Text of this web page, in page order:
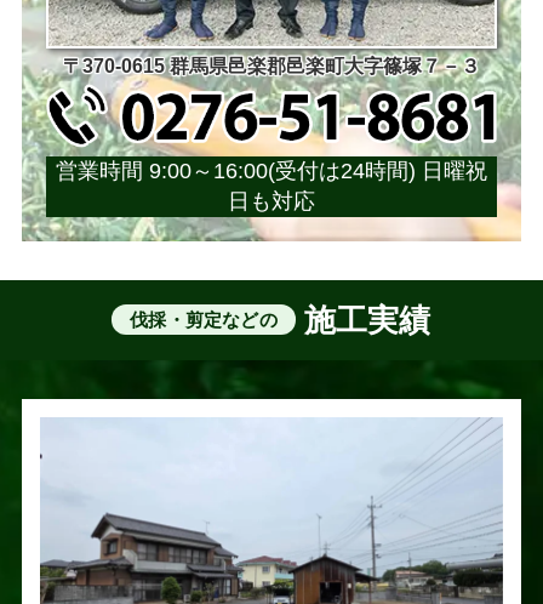
〒370-0615 群馬県邑楽郡邑楽町大字篠塚７－３
営業時間 9:00～16:00(受付は24時間) 日曜祝
日も対応
伐採・剪定などの 施工実績